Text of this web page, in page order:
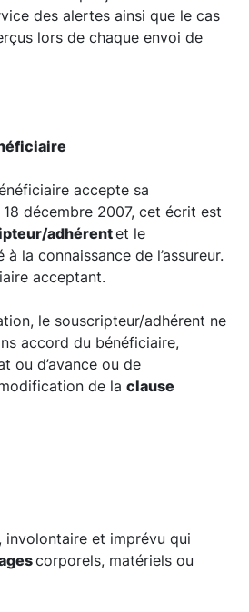
des alertes ainsi que le cas
lors de chaque envoi de
accepte sa
décembre 2007, cet écrit est
adhérentet le
la connaissance de l’assureur.
acceptant.
le souscripteur/adhérent ne
accord du bénéficiaire,
ou d’avance ou de
de la clause
involontaire et imprévu qui
corporels, matériels ou